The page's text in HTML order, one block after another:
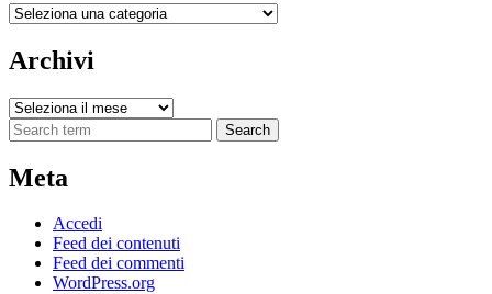
Categorie
Archivi
Archivi
Search
Meta
Accedi
Feed dei contenuti
Feed dei commenti
WordPress.org